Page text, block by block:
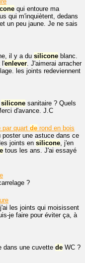
qui entoure ma
qui m'inquiètent, dedans
un peu jaune. Je ne sais
il y a du silicone blanc.
l'enlever. J'aimerai arracher
les joints redeviennent
silicone sanitaire ? Quels
d'avance. J.C
par quart de rond en bois
une astuce dans ce
joints en silicone, j'en
tous les ans. J'ai essayé
?
les joints qui moisissent
je faire pour éviter ça, à
dans une cuvette de WC ?